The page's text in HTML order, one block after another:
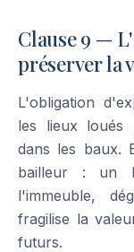
Clause 9 —
préserver la
L'obligation
les lieux loués
dans les baux.
bailleur : un
l'immeuble,
fragilise la
futurs.